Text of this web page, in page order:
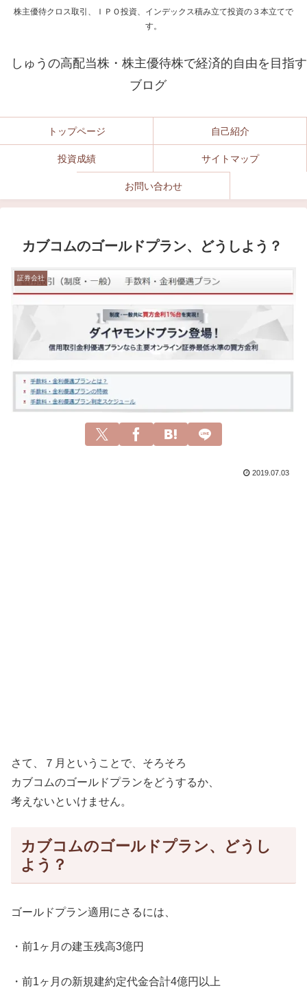
株主優待クロス取引、ＩＰＯ投資、インデックス積み立て投資の３本立てで
す。
しゅうの高配当株・株主優待株で経済的自由を目指す
ブログ
トップページ 自己紹介
投資成績 サイトマップ
お問い合わせ
カブコムのゴールドプラン、どうしよう？
証券会社
2019.07.03
さて、７月ということで、そろそろ
カブコムのゴールドプランをどうするか、
考えないといけません。
カブコムのゴールドプラン、どうし
よう？
ゴールドプラン適用にさるには、
・前1ヶ月の建玉残高3億円
・前1ヶ月の新規建約定代金合計4億円以上